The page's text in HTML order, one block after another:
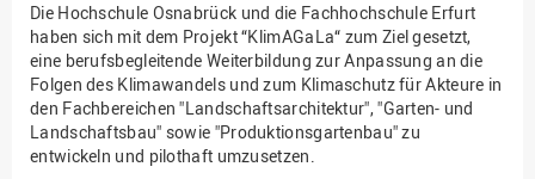
Die Hochschule Osnabrück und die Fachhochschule Erfurt
haben sich mit dem Projekt “KlimAGaLa“ zum Ziel gesetzt,
eine berufsbegleitende Weiterbildung zur Anpassung an die
Folgen des Klimawandels und zum Klimaschutz für Akteure in
den Fachbereichen "Landschaftsarchitektur", "Garten- und
Landschaftsbau" sowie "Produktionsgartenbau" zu
entwickeln und pilothaft umzusetzen.